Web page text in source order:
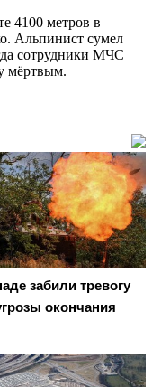
4100 метров в
Альпинист сумел
сотрудники МЧС
мёртвым.
забили тревогу
окончания